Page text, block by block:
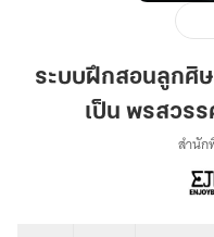
ระบบ
ฝึกสอน
ลูก
ศิษย์
:
พรสวรรค์
F
ระบบฝึกสอนลูกศิ
เป็น พรสวรร
สำนั